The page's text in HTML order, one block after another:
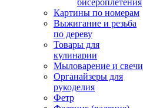
бисероплетения
Картины по номерам
Выжигание и резьба
по дереву
Товары для
кулинарии
Мыловарение и свечи
Органайзеры для
рукоделия
Фетр